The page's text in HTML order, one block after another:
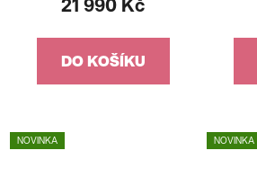
DO KOŠÍKU
NOVINKA NOVINKA